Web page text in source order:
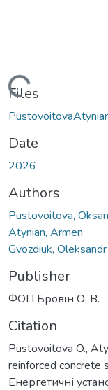
Loading...
Files
Date
2026
Authors
Pustovoitova,
Atynian, Armen
Gvozdiuk, Oleksandr
Publisher
ФОП Бровін О. В.
Citation
Pustovoitova O.,
reinforced concrete
Енергетичні